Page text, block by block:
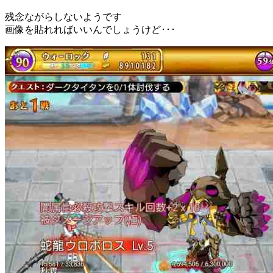
残念ながらしないようです
画像を貼れればいいんでしょうけど･･･